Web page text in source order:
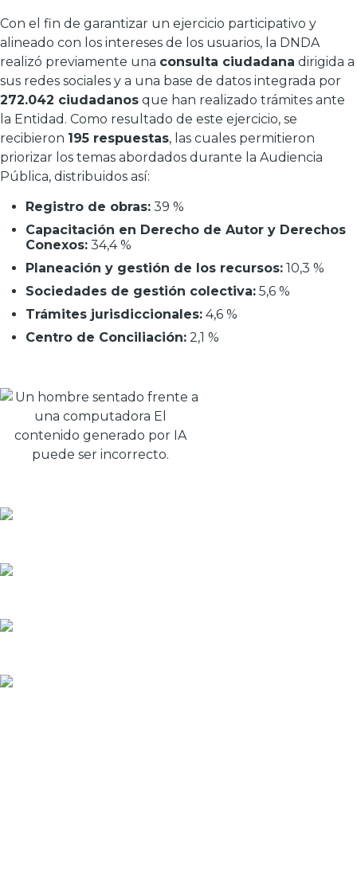
Con el fin de garantizar un ejercicio participativo y
alineado con los intereses de los usuarios, la DNDA
realizó previamente una consulta ciudadana dirigida a
sus redes sociales y a una base de datos integrada por
272.042 ciudadanos que han realizado trámites ante
la Entidad. Como resultado de este ejercicio, se
recibieron 195 respuestas, las cuales permitieron
priorizar los temas abordados durante la Audiencia
Pública, distribuidos así:
Registro de obras: 39 %
Capacitación en Derecho de Autor y Derechos
Conexos: 34,4 %
Planeación y gestión de los recursos: 10,3 %
Sociedades de gestión colectiva: 5,6 %
Trámites jurisdiccionales: 4,6 %
Centro de Conciliación: 2,1 %